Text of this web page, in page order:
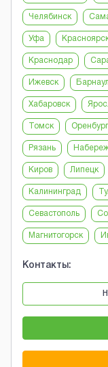
Челябинск
Уфа
Краснодар
Ижевск Барнаул
Хабаровск
Томск Оренбург
Рязань
Киров Липецк
Калининград
Севастополь
Магнитогорск
Контакты: